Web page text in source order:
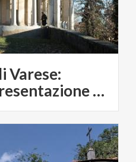
Varese:
Cappella 4 – Presentazione al tempio